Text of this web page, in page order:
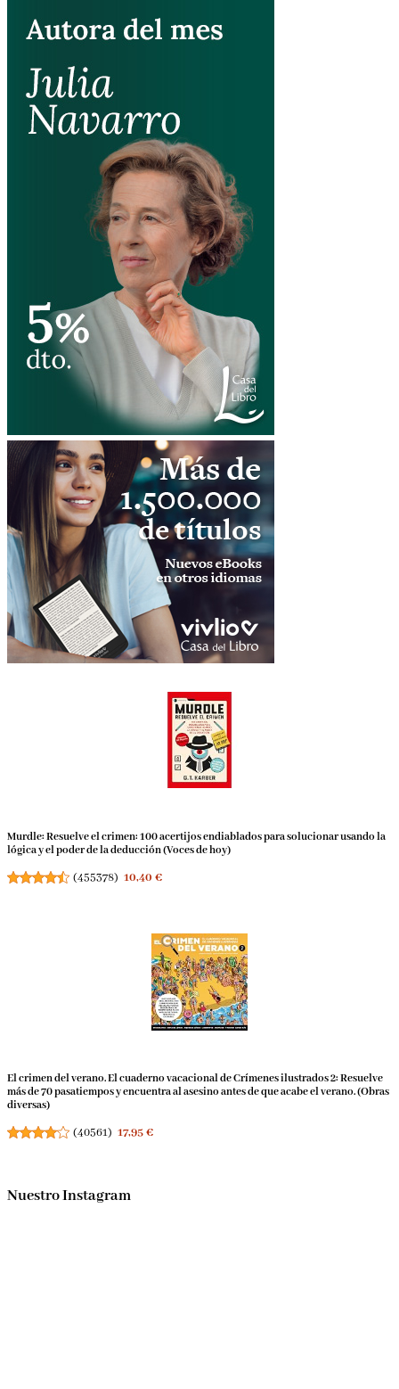
Murdle: Resuelve el crimen: 100 acertijos endiablados para solucionar usando la
lógica y el poder de la deducción (Voces de hoy)
(455378) 10,40 €
El crimen del verano. El cuaderno vacacional de Crímenes ilustrados 2: Resuelve
más de 70 pasatiempos y encuentra al asesino antes de que acabe el verano. (Obras
diversas)
(40561) 17,95 €
Nuestro Instagram